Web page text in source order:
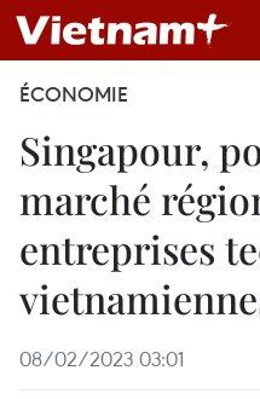
ÉCONOMIE
Singapour,
marché
entreprises
08/02/2023 03:01